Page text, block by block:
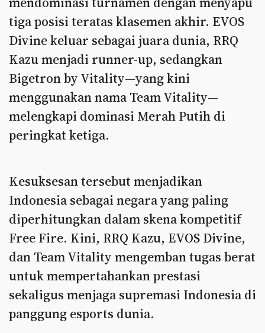
tiga posisi teratas klasemen akhir. EVOS
Divine keluar sebagai juara dunia, RRQ
Kazu menjadi runner-up, sedangkan
Bigetron by Vitality—yang kini
menggunakan nama Team Vitality—
melengkapi dominasi Merah Putih di
peringkat ketiga.
Kesuksesan tersebut menjadikan
Indonesia sebagai negara yang paling
diperhitungkan dalam skena kompetitif
Free Fire. Kini, RRQ Kazu, EVOS Divine,
dan Team Vitality mengemban tugas berat
untuk mempertahankan prestasi
sekaligus menjaga supremasi Indonesia di
panggung esports dunia.